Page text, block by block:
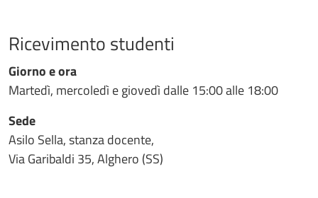
Ricevimento studenti
Giorno e ora
Martedì, mercoledì e giovedì dalle 15:00 alle 18:00
Sede
Asilo Sella, stanza docente,
Via Garibaldi 35, Alghero (SS)